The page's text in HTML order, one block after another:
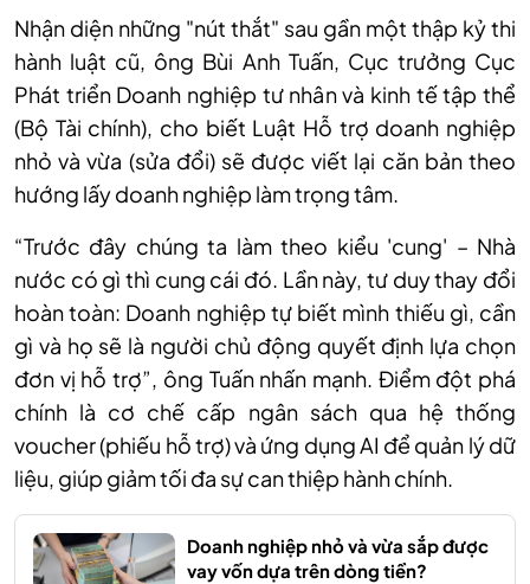
Nhận diện những "nút thắt" sau gần một thập kỷ thi
hành luật cũ, ông Bùi Anh Tuấn, Cục trưởng Cục
Phát triển Doanh nghiệp tư nhân và kinh tế tập thể
(Bộ Tài chính), cho biết Luật Hỗ trợ doanh nghiệp
nhỏ và vừa (sửa đổi) sẽ được viết lại căn bản theo
hướng lấy doanh nghiệp làm trọng tâm.
“Trước đây chúng ta làm theo kiểu 'cung' – Nhà
nước có gì thì cung cái đó. Lần này, tư duy thay đổi
hoàn toàn: Doanh nghiệp tự biết mình thiếu gì, cần
gì và họ sẽ là người chủ động quyết định lựa chọn
đơn vị hỗ trợ”, ông Tuấn nhấn mạnh. Điểm đột phá
chính là cơ chế cấp ngân sách qua hệ thống
voucher (phiếu hỗ trợ) và ứng dụng AI để quản lý dữ
liệu, giúp giảm tối đa sự can thiệp hành chính.
Doanh nghiệp nhỏ và vừa sắp được
vay vốn dựa trên dòng tiền?